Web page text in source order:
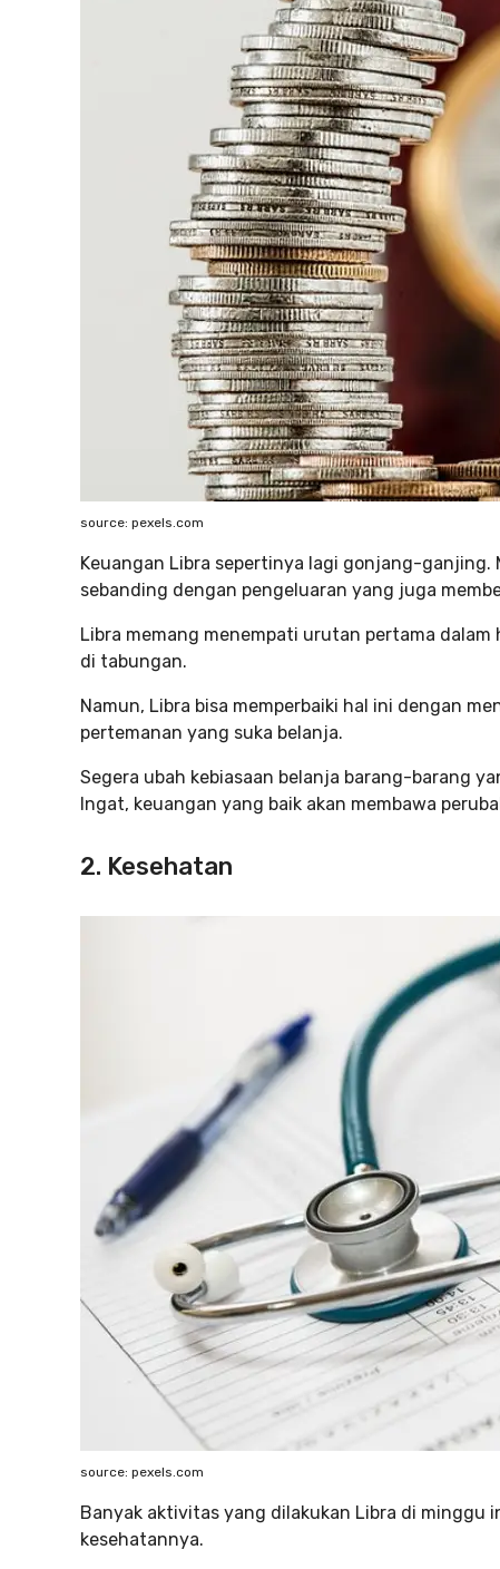
source: pexels.com
Keuangan Libra sepertinya lagi gonjang-
sebanding dengan pengeluaran yang juga
Libra memang menempati urutan pertama dalam
di tabungan.
Namun, Libra bisa memperbaiki hal ini dengan
pertemanan yang suka belanja.
Segera ubah kebiasaan belanja barang-barang
Ingat, keuangan yang baik akan membawa
2. Kesehatan
source: pexels.com
Banyak aktivitas yang dilakukan Libra di minggu
kesehatannya.